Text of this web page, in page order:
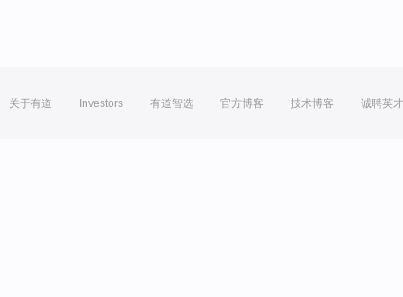
关于有道 Investors 有道智选 官方博客 技术博客 诚聘英才